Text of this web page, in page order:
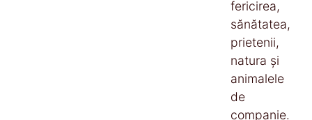
fericirea,
sănătatea,
prietenii,
natura și
animalele
de
companie.